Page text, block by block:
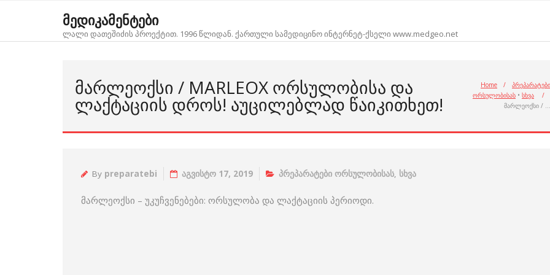
მედიკამენტები
ლალი დათეშიძის პროექტით. 1996 წლიდან. ქართული სამედიცინო ინტერნეტ-ქსელი www.medgeo.net
ᲛᲐᲠᲚᲔᲝᲥᲡᲘ / MARLEOX ᲝᲠᲡᲣᲚᲝᲑᲘᲡᲐ ᲓᲐ
ᲚᲐᲥᲢᲐᲪᲘᲘᲡ ᲓᲠᲝᲡ! ᲐᲣᲪᲘᲚᲔᲑᲚᲐᲓ ᲬᲐᲘᲙᲘᲗᲮᲔᲗ!
Home /
პრეპარატები
ორსულობისას • სხვა
/
მარლეოქსი / …
By preparatebi აგვისტო 17, 2019 პრეპარატები ორსულობისას, სხვა
მარლეოქსი – უკუჩვენებები: ორსულობა და ლაქტაციის პერიოდი.